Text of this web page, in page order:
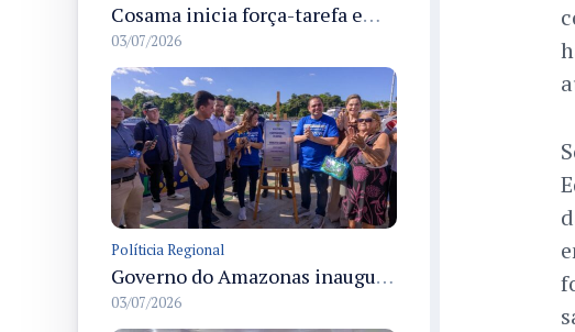
Cosama inicia força-tarefa em Anamã para fortalecer abastecimento de água e segurança hídrica da população
03/07/2026
Políticia Regional
Governo do Amazonas inaugura primeiro Castramóvel Fluvial para atendimento veterinário às comunidades ribeirinhas e castração gratuita
03/07/2026